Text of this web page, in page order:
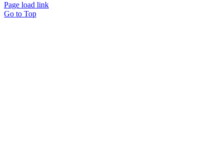
Page load link
Go to Top